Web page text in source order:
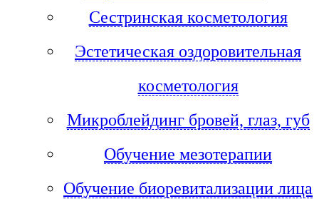
Сестринская косметология
Эстетическая оздоровительная
косметология
Микроблейдинг бровей, глаз, губ
Обучение мезотерапии
Обучение биоревитализации лица